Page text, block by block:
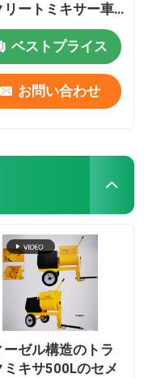
リートミキサー車
固定の構造を
ベストプライス
お問い合わせ
ーゼル構造のトラ
ミキサ500Lのセメ